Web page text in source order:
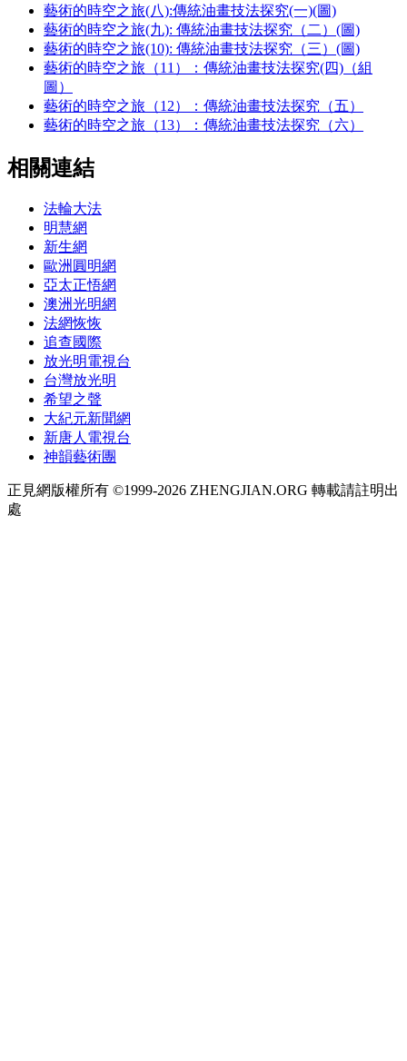
藝術的時空之旅(八):傳統油畫技法探究(一)(圖)
藝術的時空之旅(九): 傳統油畫技法探究（二）(圖)
藝術的時空之旅(10): 傳統油畫技法探究（三）(圖)
藝術的時空之旅（11）：傳統油畫技法探究(四)（組
圖）
藝術的時空之旅（12）：傳統油畫技法探究（五）
藝術的時空之旅（13）：傳統油畫技法探究（六）
相關連結
法輪大法
明慧網
新生網
歐洲圓明網
亞太正悟網
澳洲光明網
法網恢恢
追查國際
放光明電視台
台灣放光明
希望之聲
大紀元新聞網
新唐人電視台
神韻藝術團
正見網版權所有 ©1999-2026 ZHENGJIAN.ORG 轉載請註明出
處